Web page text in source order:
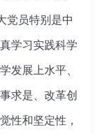
党员特别是中
学习实践科学
发展上水平、
求是、改革创
性和坚定性，